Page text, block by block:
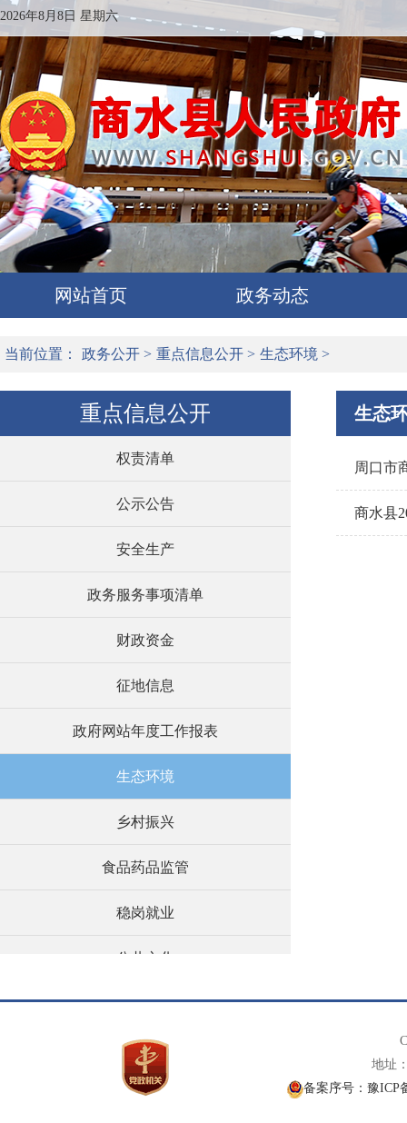
2026年8月8日 星期六
网站首页 政务动态
当前位置： 政务公开 > 重点信息公开 > 生态环境 >
重点信息公开
权责清单
公示公告
安全生产
政务服务事项清单
财政资金
征地信息
政府网站年度工作报表
生态环境
乡村振兴
食品药品监管
稳岗就业
公共文化
义务教育
养老服务
社会救助
生态
周口市
商水县
地址
备案序号：豫ICP